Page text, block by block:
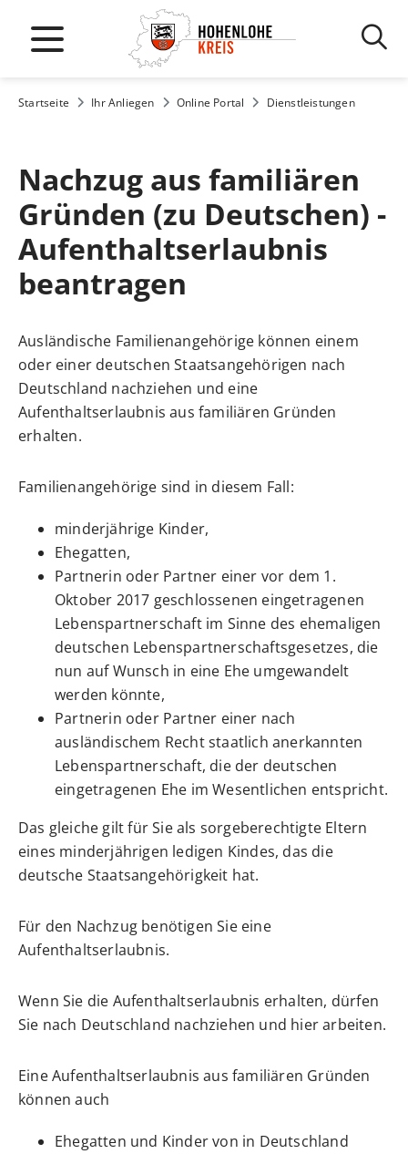
Startseite Ihr Anliegen Online Portal Dienstleistungen
Nachzug aus familiären
Gründen (zu Deutschen) -
Aufenthaltserlaubnis
beantragen
Ausländische Familienangehörige können einem
oder einer deutschen Staatsangehörigen nach
Deutschland nachziehen und eine
Aufenthaltserlaubnis aus familiären Gründen
erhalten.
Familienangehörige sind in diesem Fall:
minderjährige Kinder,
Ehegatten,
Partnerin oder Partner einer vor dem 1.
Oktober 2017 geschlossenen eingetragenen
Lebenspartnerschaftim Sinne des ehemaligen
deutschen Lebenspartnerschaftsgesetzes, die
nun auf Wunsch in eine Ehe umgewandelt
werden könnte,
Partnerin oder Partner einer nach
ausländischem Recht staatlich anerkannten
Lebenspartnerschaft, die der deutschen
eingetragenen Ehe im Wesentlichen entspricht.
Das gleiche gilt für Sie als sorgeberechtigte Eltern
eines minderjährigen ledigen Kindes, das die
deutsche Staatsangehörigkeit hat.
Für den Nachzug benötigen Sie eine
Aufenthaltserlaubnis.
Wenn Sie die Aufenthaltserlaubnis erhalten, dürfen
Sie nach Deutschland nachziehen und hier arbeiten.
Eine Aufenthaltserlaubnis aus familiären Gründen
können auch
Ehegatten und Kinder von in Deutschland